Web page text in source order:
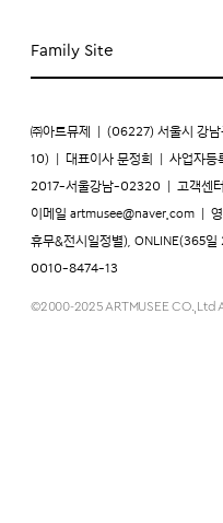
Family Site
㈜아트뮤제 (06227) 서울시 강
10) 대표이사 문정희 사업자등
2017-서울강남-02320 고객센
이메일 artmusee@naver.com
휴무&전시일정별), ONLINE(365일
0010-8474-13
©2000-2025 ARTMUSEE CO.,Ltd